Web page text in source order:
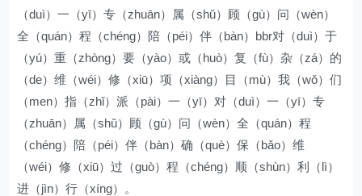
（duì）一（yī）专（zhuān）属（shǔ）顾（gù）问（wèn）
全（quán）程（chéng）陪（péi）伴（bàn）bbr对（duì）于
（yú）重（zhòng）要（yào）或（huò）复（fù）杂（zá）的
（de）维（wéi）修（xiū）项（xiàng）目（mù）我（wǒ）们
（men）指（zhǐ）派（pài）一（yī）对（duì）一（yī）专
（zhuān）属（shǔ）顾（gù）问（wèn）全（quán）程
（chéng）陪（péi）伴（bàn）确（què）保（bǎo）维
（wéi）修（xiū）过（guò）程（chéng）顺（shùn）利（lì）
进（jìn）行（xíng）。